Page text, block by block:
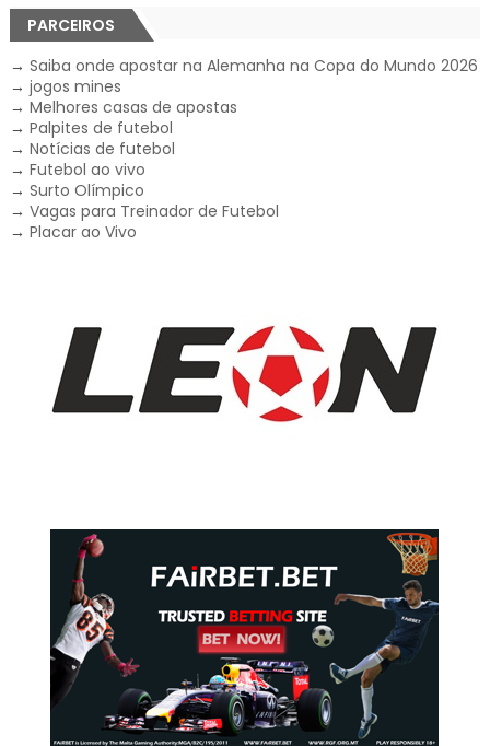
PARCEIROS
→ Saiba onde apostar na Alemanha na Copa do Mundo 2026
→ jogos mines
→ Melhores casas de apostas
→ Palpites de futebol
→ Notícias de futebol
→ Futebol ao vivo
→ Surto Olímpico
→ Vagas para Treinador de Futebol
→ Placar ao Vivo